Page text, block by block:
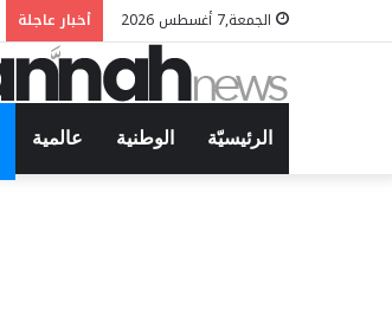
الجمعة,7 أغسطس 2026 أخبار عاجلة
الرئيسيّة الوطنية عالمية